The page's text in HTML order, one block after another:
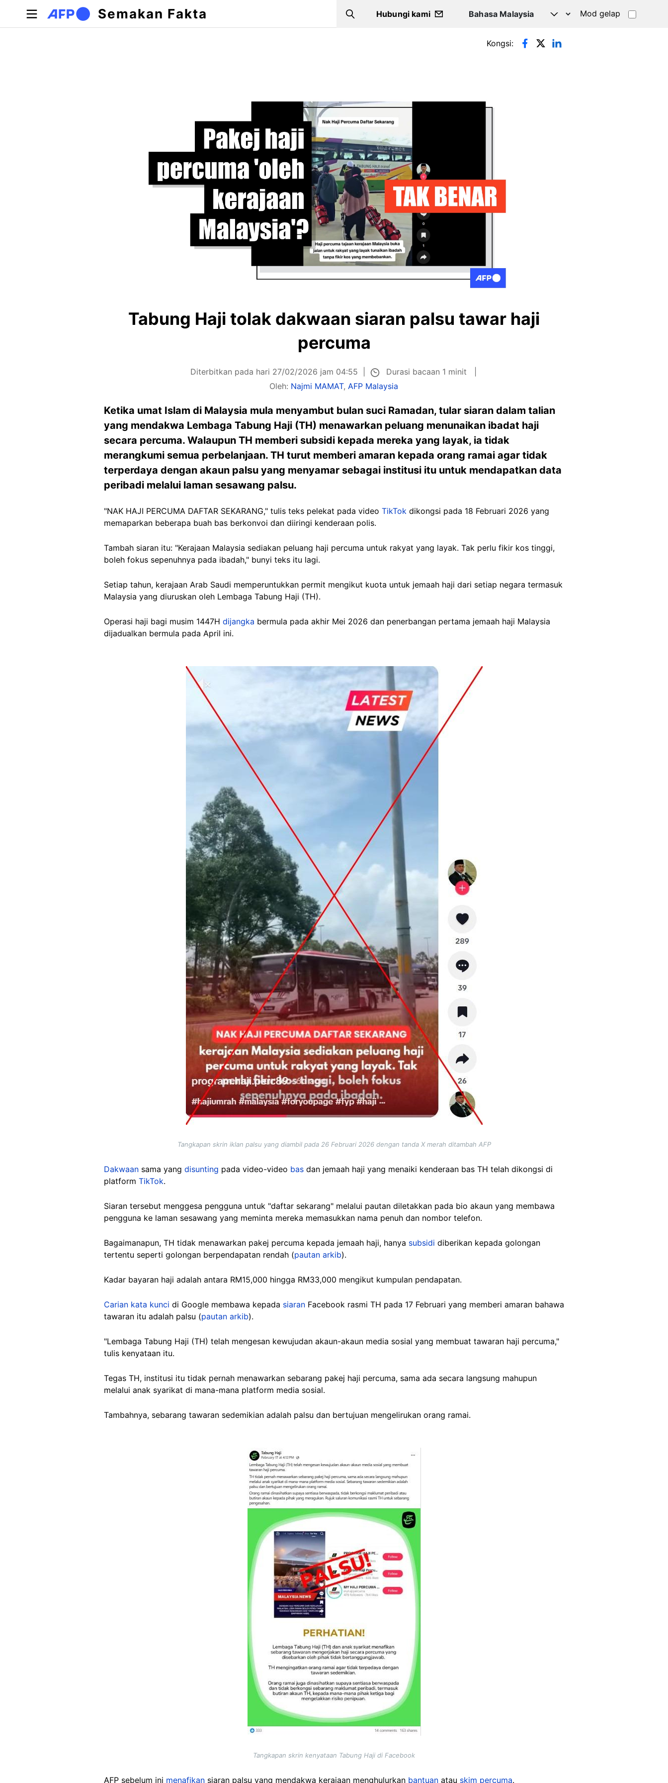
Langkau ke kandungan utama
Semakan Fakta Search
Hubungi kami Mod gelap
Tab-tab utama Kongsi:
Tabung Haji tolak dakwaan siaran palsu tawar haji
percuma
Diterbitkan pada hari 27/02/2026 jam 04:55
Durasi bacaan 1 minit
Oleh: Najmi MAMAT, AFP Malaysia
Ketika umat Islam di Malaysia mula menyambut bulan suci Ramadan, tular siaran dalam talian
yang mendakwa Lembaga Tabung Haji (TH) menawarkan peluang menunaikan ibadat haji
secara percuma. Walaupun TH memberi subsidi kepada mereka yang layak, ia tidak
merangkumi semua perbelanjaan. TH turut memberi amaran kepada orang ramai agar tidak
terperdaya dengan akaun palsu yang menyamar sebagai institusi itu untuk mendapatkan data
peribadi melalui laman sesawang palsu.
"NAK HAJI PERCUMA DAFTAR SEKARANG," tulis teks pelekat pada video TikTok dikongsi pada 18 Februari 2026 yang
memaparkan beberapa buah bas berkonvoi dan diiringi kenderaan polis.
Tambah siaran itu: "Kerajaan Malaysia sediakan peluang haji percuma untuk rakyat yang layak. Tak perlu fikir kos tinggi,
boleh fokus sepenuhnya pada ibadah," bunyi teks itu lagi.
Setiap tahun, kerajaan Arab Saudi memperuntukkan permit mengikut kuota untuk jemaah haji dari setiap negara termasuk
Malaysia yang diuruskan oleh Lembaga Tabung Haji (TH).
Operasi haji bagi musim 1447H dijangka bermula pada akhir Mei 2026 dan penerbangan pertama jemaah haji Malaysia
dijadualkan bermula pada April ini.
Tangkapan skrin iklan palsu yang diambil pada 26 Februari 2026 dengan tanda X merah ditambah AFP
Dakwaan sama yang disunting pada video-video bas dan jemaah haji yang menaiki kenderaan bas TH telah dikongsi di
platform TikTok.
Siaran tersebut menggesa pengguna untuk "daftar sekarang" melalui pautan diletakkan pada bio akaun yang membawa
pengguna ke laman sesawang yang meminta mereka memasukkan nama penuh dan nombor telefon.
Bagaimanapun, TH tidak menawarkan pakej percuma kepada jemaah haji, hanya subsidi diberikan kepada golongan
tertentu seperti golongan berpendapatan rendah (pautan arkib).
Kadar bayaran haji adalah antara RM15,000 hingga RM33,000 mengikut kumpulan pendapatan.
Carian kata kunci di Google membawa kepada siaran Facebook rasmi TH pada 17 Februari yang memberi amaran bahawa
tawaran itu adalah palsu (pautan arkib).
"Lembaga Tabung Haji (TH) telah mengesan kewujudan akaun-akaun media sosial yang membuat tawaran haji percuma,"
tulis kenyataan itu.
Tegas TH, institusi itu tidak pernah menawarkan sebarang pakej haji percuma, sama ada secara langsung mahupun
melalui anak syarikat di mana-mana platform media sosial.
Tambahnya, sebarang tawaran sedemikian adalah palsu dan bertujuan mengelirukan orang ramai.
Tangkapan skrin kenyataan Tabung Haji di Facebook
AFP sebelum ini menafikan siaran palsu yang mendakwa kerajaan menghulurkan bantuan atau skim percuma.